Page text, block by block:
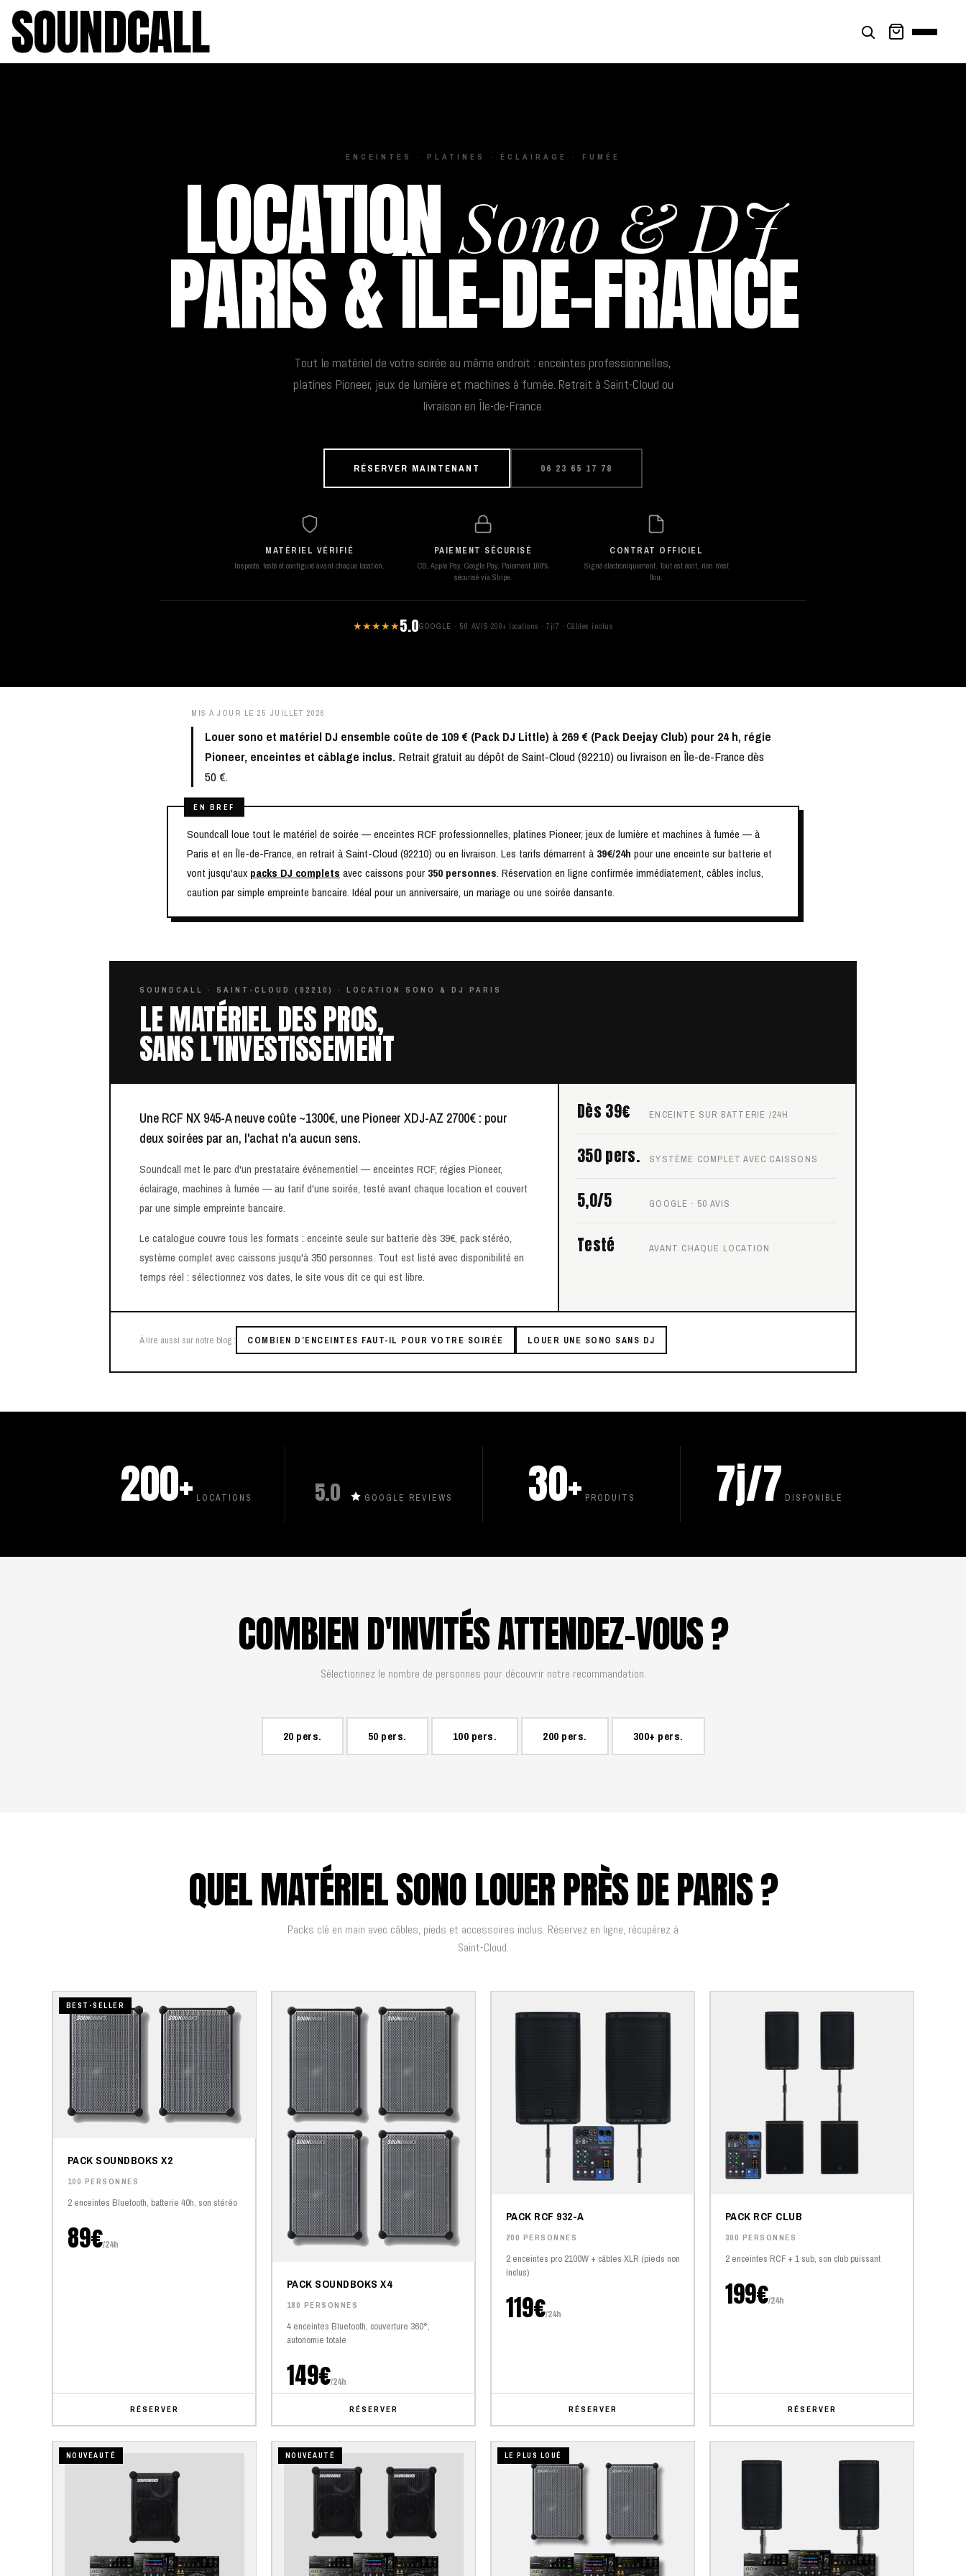
SOUNDCALL
ENCEINTES · PLATINES · ÉCLAIRAGE · FUMÉE
LOCATIONSono & DJ
PARIS & ÎLE-DE-FRANCE
Tout le matériel de votre soirée au même endroit : enceintes professionnelles,
platines Pioneer, jeux de lumière et machines à fumée. Retrait à Saint-Cloud ou
livraison en Île-de-France.
RÉSERVER MAINTENANT 06 23 65 17 78
MATÉRIEL VÉRIFIÉ
Inspecté, testé et configuré avant chaque location.
PAIEMENT SÉCURISÉ
CB, Apple Pay, Google Pay. Paiement 100%
sécurisé via Stripe.
CONTRAT OFFICIEL
Signé électroniquement. Tout est écrit, rien n'est
flou.
★★★★★5.0GOOGLE · 50 AVIS ·200+ locations · 7j/7 · Câbles inclus
MIS À JOUR LE 25 JUILLET 2026
Louer sono et matériel DJ ensemble coûte de 109 € (Pack DJ Little) à 269 € (Pack Deejay Club) pour 24 h, régie
Pioneer, enceintes et câblage inclus. Retrait gratuit au dépôt de Saint-Cloud (92210) ou livraison en Île-de-France dès
50 €.
EN BREF
Soundcall loue tout le matériel de soirée — enceintes RCF professionnelles, platines Pioneer, jeux de lumière et machines à fumée — à
Paris et en Île-de-France, en retrait à Saint-Cloud (92210) ou en livraison. Les tarifs démarrent à 39€/24h pour une enceinte sur batterie et
vont jusqu'aux packs DJ complets avec caissons pour 350 personnes. Réservation en ligne confirmée immédiatement, câbles inclus,
caution par simple empreinte bancaire. Idéal pour un anniversaire, un mariage ou une soirée dansante.
SOUNDCALL · SAINT-CLOUD (92210) · LOCATION SONO & DJ PARIS
LE MATÉRIEL DES PROS,
SANS L'INVESTISSEMENT
Une RCF NX 945-A neuve coûte ~1300€, une Pioneer XDJ-AZ 2700€ : pour
deux soirées par an, l'achat n'a aucun sens.
Soundcall met le parc d'un prestataire événementiel — enceintes RCF, régies Pioneer,
éclairage, machines à fumée — au tarif d'une soirée, testé avant chaque location et couvert
par une simple empreinte bancaire.
Le catalogue couvre tous les formats : enceinte seule sur batterie dès 39€, pack stéréo,
système complet avec caissons jusqu'à 350 personnes. Tout est listé avec disponibilité en
temps réel : sélectionnez vos dates, le site vous dit ce qui est libre.
Dès 39€ ENCEINTE SUR BATTERIE /24H
350 pers. SYSTÈME COMPLET AVEC CAISSONS
5,0/5 GOOGLE · 50 AVIS
Testé AVANT CHAQUE LOCATION
À lire aussi sur notre blog : COMBIEN D’ENCEINTES FAUT-IL POUR VOTRE SOIRÉE LOUER UNE SONO SANS DJ
200+ LOCATIONS 5.0 GOOGLE REVIEWS 30+ PRODUITS 7j/7 DISPONIBLE
COMBIEN D'INVITÉS ATTENDEZ-VOUS ?
Sélectionnez le nombre de personnes pour découvrir notre recommandation.
20 pers. 50 pers. 100 pers. 200 pers. 300+ pers.
QUEL MATÉRIEL SONO LOUER PRÈS DE PARIS ?
Packs clé en main avec câbles, pieds et accessoires inclus. Réservez en ligne, récupérez à
Saint-Cloud.
BEST-SELLER
PACK SOUNDBOKS X2
100 PERSONNES
2 enceintes Bluetooth, batterie 40h, son stéréo
89€/24h
RÉSERVER
PACK SOUNDBOKS X4
180 PERSONNES
4 enceintes Bluetooth, couverture 360°,
autonomie totale
149€/24h
RÉSERVER
PACK RCF 932-A
200 PERSONNES
2 enceintes pro 2100W + câbles XLR (pieds non
inclus)
119€/24h
RÉSERVER
PACK RCF CLUB
300 PERSONNES
2 enceintes RCF + 1 sub, son club puissant
199€/24h
RÉSERVER
NOUVEAUTÉ NOUVEAUTÉ LE PLUS LOUÉ